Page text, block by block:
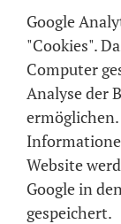
Google
"Cookies".
Computer
Analyse der
Website
Google in
gespeichert.